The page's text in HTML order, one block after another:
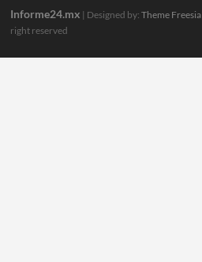
Informe24.mx | Designed by:Theme Freesia
right reserved